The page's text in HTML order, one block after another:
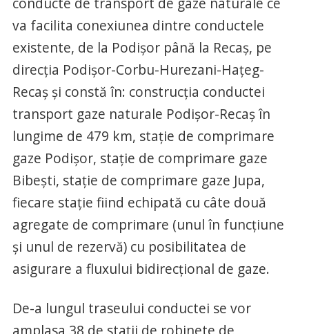
va facilita conexiunea dintre conductele
existente, de la Podişor până la Recaş, pe
direcţia Podişor-Corbu-Hurezani-Haţeg-
Recaş şi constă în: construcţia conductei
transport gaze naturale Podişor-Recaş în
lungime de 479 km, staţie de comprimare
gaze Podişor, staţie de comprimare gaze
Bibeşti, staţie de comprimare gaze Jupa,
fiecare staţie fiind echipată cu câte două
agregate de comprimare (unul în funcţiune
şi unul de rezervă) cu posibilitatea de
asigurare a fluxului bidirecţional de gaze.
De-a lungul traseului conductei se vor